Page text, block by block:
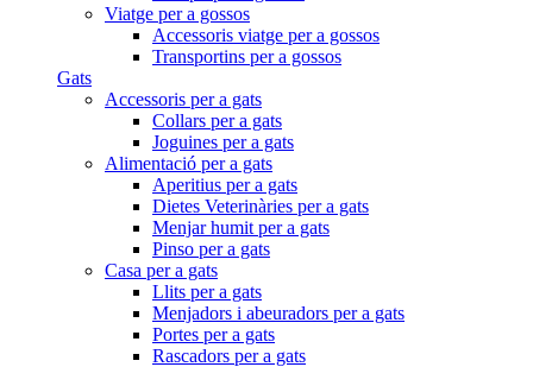
Viatge per a gossos
Accessoris viatge per a gossos
Transportins per a gossos
Gats
Accessoris per a gats
Collars per a gats
Joguines per a gats
Alimentació per a gats
Aperitius per a gats
Dietes Veterinàries per a gats
Menjar humit per a gats
Pinso per a gats
Casa per a gats
Llits per a gats
Menjadors i abeuradors per a gats
Portes per a gats
Rascadors per a gats